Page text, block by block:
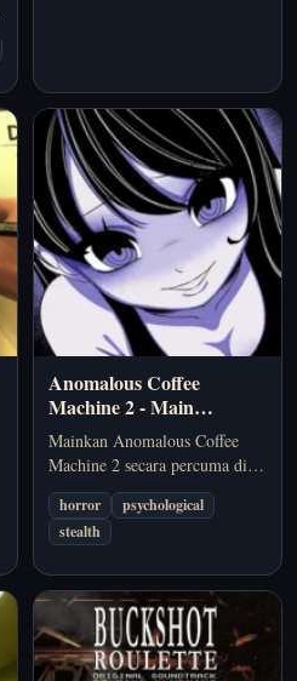
Anomalous Coffee
Machine 2 - Main
Percuma
Mainkan Anomalous Coffee
Machine 2 secara percuma di
pelayar. Anomalous Coffee
Machine 2 berfokus pada
suasana, ketidakpastian, dan
berterusan. Pilihan yang sesuai
jika anda mahukan…
horror
psychological
stealth